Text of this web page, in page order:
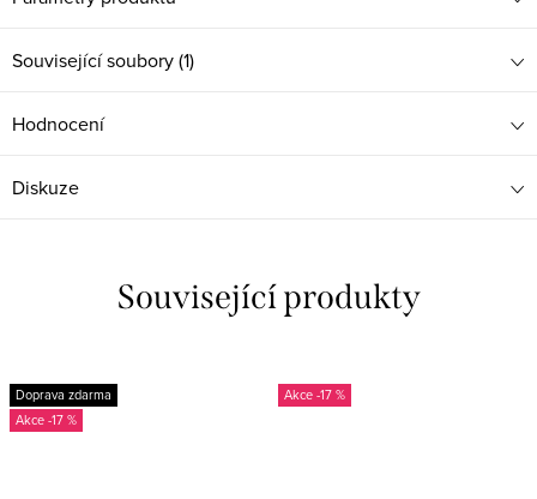
Související soubory (1)
Hodnocení
Diskuze
Související produkty
Doprava zdarma
-17 %
-17 %